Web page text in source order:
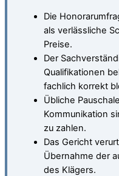
Die
als verlässliche
Preise.
Der
Qualifikationen
fachlich korrekt
Übliche
Kommunikation
zu zahlen.
Das Gericht
Übernahme der
des Klägers.